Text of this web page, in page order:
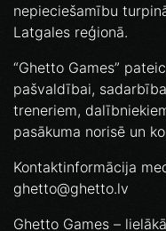
nepieciešamību
Latgales reģionā.
“Ghetto Games”
pašvaldībai,
treneriem,
pasākuma norisē un
Kontaktinformācija
ghetto@ghetto.lv
Ghetto Games –